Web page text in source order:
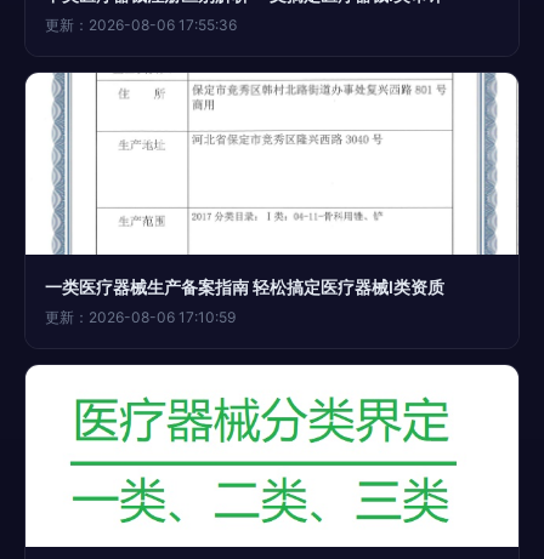
更新：2026-08-06 17:55:36
一类医疗器械生产备案指南 轻松搞定医疗器械I类资质
更新：2026-08-06 17:10:59